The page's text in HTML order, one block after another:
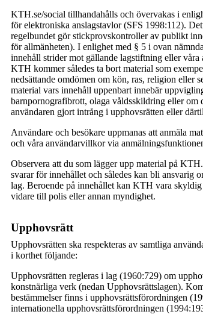
KTH.se/social tillhandahålls och övervakas i
för elektroniska anslagstavlor (SFS 1998:112).
regelbundet gör stickprovskontroller av publikt
för allmänheten). I enlighet med § 5 i ovan
innehåll strider mot gällande lagstiftning eller
KTH kommer således ta bort material som
nedsättande omdömen om kön, ras, religion eller
material vars innehåll uppenbart innebär
barnpornografibrott, olaga våldsskildring eller om
användaren gjort intrång i upphovsrätten eller
Användare och besökare uppmanas att anmäla
och våra användarvillkor via
Observera att du som lägger upp material på
svarar för innehållet och således kan bli ansvarig
lag. Beroende på innehållet kan KTH vara
vidare till polis eller annan myndighet.
Upphovsrätt
Upphovsrätten ska respekteras av samtliga
i korthet följande:
Upphovsrätten regleras i lag (1960:729) om
konstnärliga verk (nedan Upphovsrättslagen).
bestämmelser finns i upphovsrättsförordningen
internationella upphovsrättsförordningen